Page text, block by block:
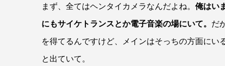
まず、全てはヘンタイカメラなんだよね。 俺はい
にもサイケトランスとか電子音楽の場にいて。 だ
を得てるんですけど、メインはそっちの方面にい
と出ていて。